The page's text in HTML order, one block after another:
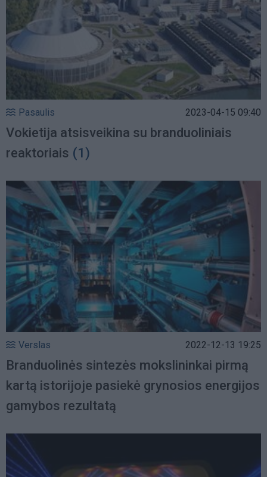
Pasaulis 2023-04-15 09:40
Vokietija atsisveikina su branduoliniais
reaktoriais (1)
Verslas 2022-12-13 19:25
Branduolinės sintezės mokslininkai pirmą
kartą istorijoje pasiekė grynosios energijos
gamybos rezultatą